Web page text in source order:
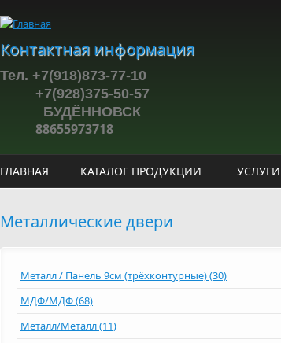
Контактная информация
Тел. +7(918)873-77-10
+7(928)375-50-57
БУДЁННОВСК
88655973718
ГЛАВНАЯ КАТАЛОГ ПРОДУКЦИИ УСЛУГИ
Металлические двери
Металл / Панель 9см (трёхконтурные) (30)
МДФ/МДФ (68)
Металл/Металл (11)